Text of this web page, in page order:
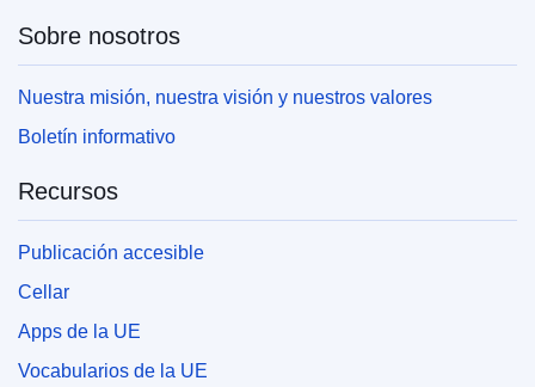
Sobre nosotros
Nuestra misión, nuestra visión y nuestros valores
Boletín informativo
Recursos
Publicación accesible
Cellar
Apps de la UE
Vocabularios de la UE